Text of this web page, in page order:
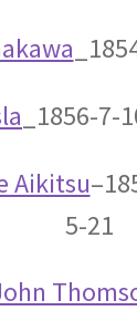
Shor, 1959/
R・J・E・クラウ
法則を定め
｜エントロピ
_1856-7-
Aikitsu
5-21